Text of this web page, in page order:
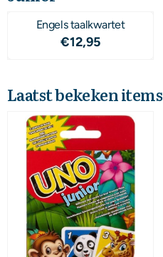
Engels taalkwartet
Prijs: 12,95
€12,95
Laatst bekeken items